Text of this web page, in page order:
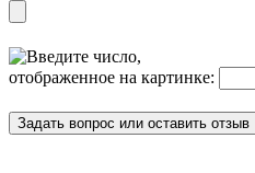
Введите число,
отображенное на картинке: